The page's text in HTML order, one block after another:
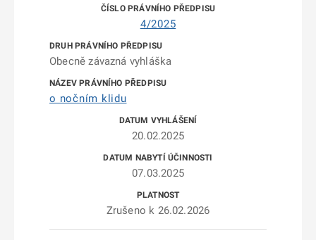
4/2025
Obecně závazná vyhláška
o nočním klidu
20.02.2025
07.03.2025
Zrušeno k 26.02.2026